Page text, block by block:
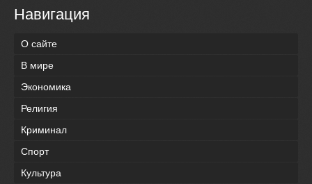
Навигация
О сайте
В мире
Экономика
Религия
Криминал
Спорт
Культура